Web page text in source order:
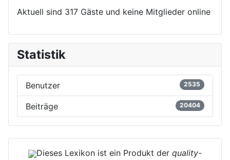
Aktuell sind 317 Gäste und keine Mitglieder online
Statistik
Benutzer 2535
Beiträge 20404
Dieses Lexikon ist ein Produkt der quality-